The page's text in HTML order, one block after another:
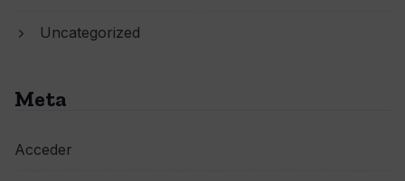
Uncategorized
Meta
Acceder